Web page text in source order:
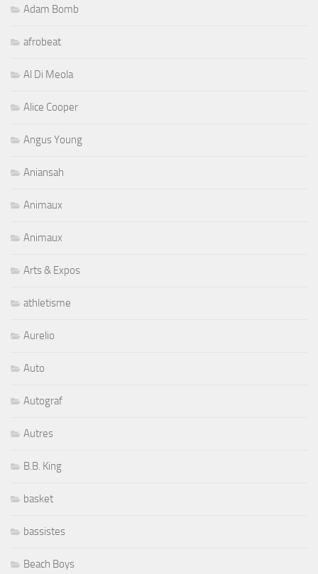
Adam Bomb
afrobeat
Al Di Meola
Alice Cooper
Angus Young
Aniansah
Animaux
Animaux
Arts & Expos
athletisme
Aurelio
Auto
Autograf
Autres
B.B. King
basket
bassistes
Beach Boys